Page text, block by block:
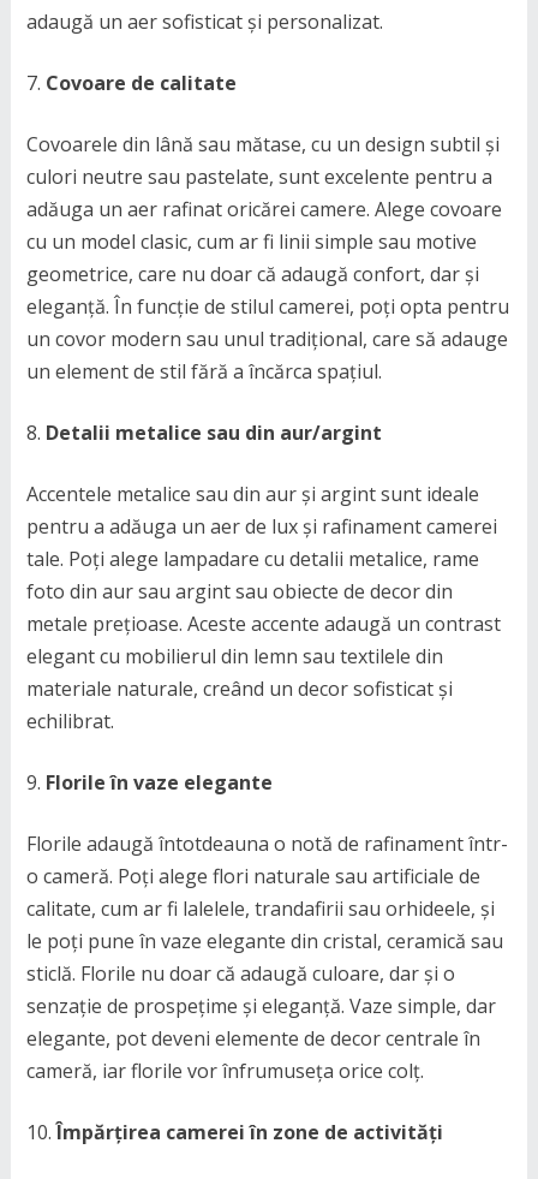
adaugă un aer sofisticat și personalizat.
Covoare de calitate
Covoarele din lână sau mătase, cu un design subtil și
culori neutre sau pastelate, sunt excelente pentru a
adăuga un aer rafinat oricărei camere. Alege covoare
cu un model clasic, cum ar fi linii simple sau motive
geometrice, care nu doar că adaugă confort, dar și
eleganță. În funcție de stilul camerei, poți opta pentru
un covor modern sau unul tradițional, care să adauge
un element de stil fără a încărca spațiul.
Detalii metalice sau din aur/argint
Accentele metalice sau din aur și argint sunt ideale
pentru a adăuga un aer de lux și rafinament camerei
tale. Poți alege lampadare cu detalii metalice, rame
foto din aur sau argint sau obiecte de decor din
metale prețioase. Aceste accente adaugă un contrast
elegant cu mobilierul din lemn sau textilele din
materiale naturale, creând un decor sofisticat și
echilibrat.
Florile în vaze elegante
Florile adaugă întotdeauna o notă de rafinament într-
o cameră. Poți alege flori naturale sau artificiale de
calitate, cum ar fi lalelele, trandafirii sau orhideele, și
le poți pune în vaze elegante din cristal, ceramică sau
sticlă. Florile nu doar că adaugă culoare, dar și o
senzație de prospețime și eleganță. Vaze simple, dar
elegante, pot deveni elemente de decor centrale în
cameră, iar florile vor înfrumuseța orice colț.
Împărțirea camerei în zone de activități